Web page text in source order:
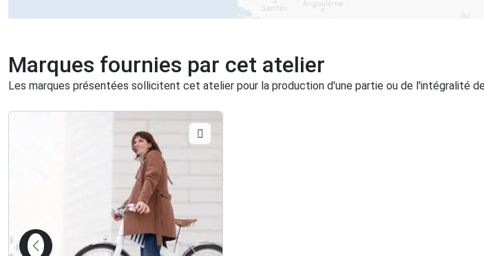
Marques fournies par cet atelier
Les marques présentées sollicitent cet atelier pour la production d'une partie ou de l'intégralité